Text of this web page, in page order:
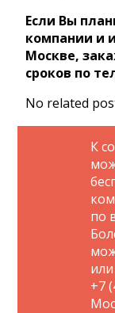
Если Вы
компании и
Москве,
сроков по
No related
К
по
+7